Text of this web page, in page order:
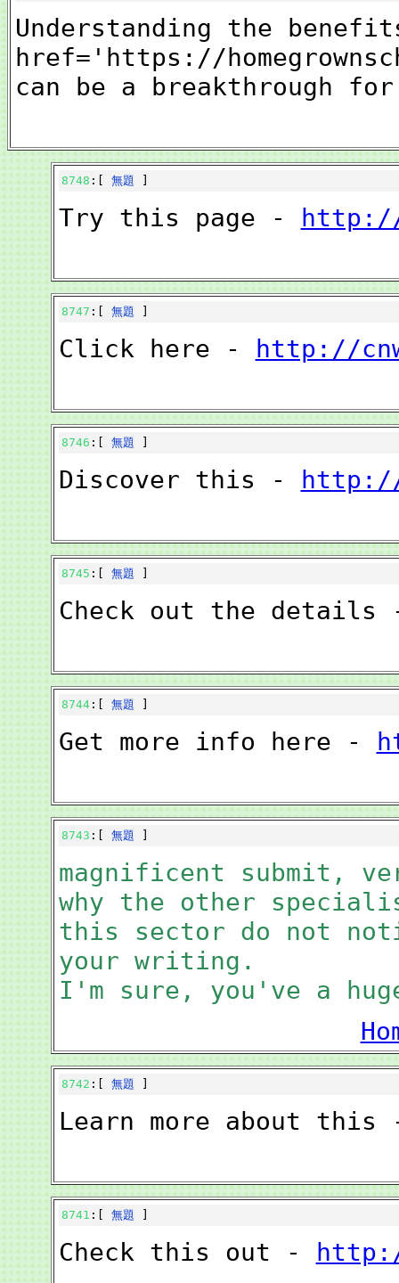
Understanding the
href='https://
can be a breakthrough
8748 :[ 無題
Try this page - http://
8747 :[ 無題
Click here - http://
8746 :[ 無題
Discover this - http://
8745 :[ 無題
Check out the
8744:[ 無題
Get more info here -
8743 :[ 無題
magnificent submit,
why the other
this sector do not
your writing.
I'm sure, you've a
8742 :[ 無題
Learn more about
8741 :[ 無題
Check this out -